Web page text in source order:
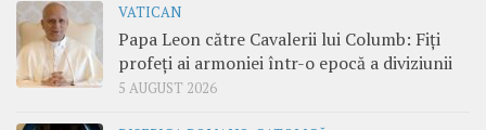
VATICAN
Papa Leon către Cavalerii lui Columb: Fiți
profeți ai armoniei într-o epocă a diviziunii
5 AUGUST 2026